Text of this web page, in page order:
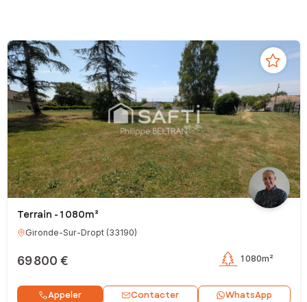
Terrain - 1 080m²
Gironde-Sur-Dropt(33190)
69 800 € 1 080m²
Appeler Contacter WhatsApp